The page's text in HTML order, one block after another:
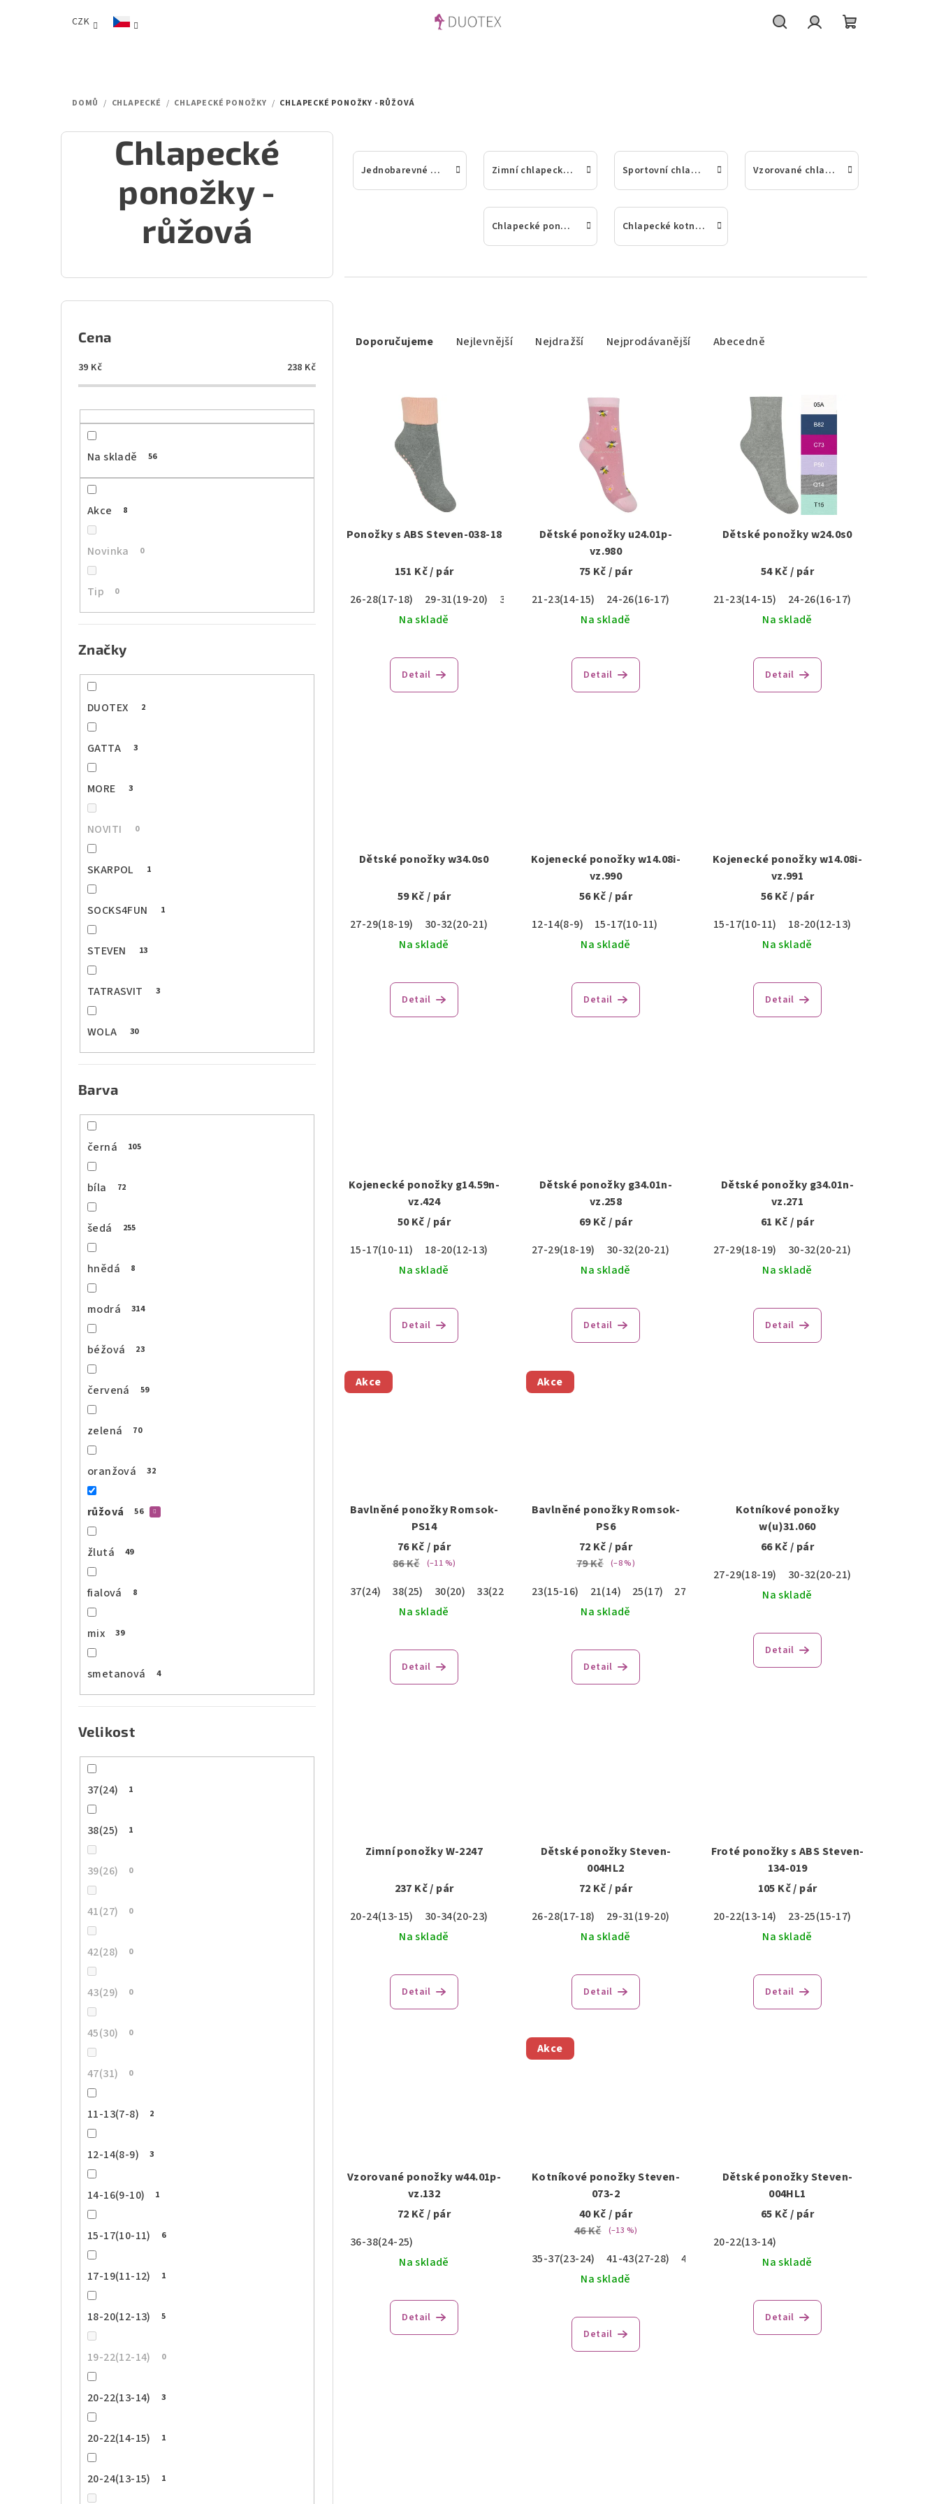
CZK
DOMŮ / CHLAPECKÉ / CHLAPECKÉ PONOŽKY / CHLAPECKÉ PONOŽKY - RŮŽOVÁ
Chlapecké
ponožky -
růžová
Cena
39 Kč 238 Kč
Na skladě 56
Akce 8
Novinka 0
Tip 0
Značky
DUOTEX 2
GATTA 3
MORE 3
NOVITI 0
SKARPOL 1
SOCKS4FUN 1
STEVEN 13
TATRASVIT 3
WOLA 30
Barva
černá 105
bíla 72
šedá 255
hnědá 8
modrá 314
béžová 23
červená 59
zelená 70
oranžová 32
růžová 56
žlutá 49
fialová 8
mix 39
smetanová 4
Velikost
37(24) 1
38(25) 1
39(26) 0
41(27) 0
42(28) 0
43(29) 0
45(30) 0
47(31) 0
11-13(7-8) 2
12-14(8-9) 3
14-16(9-10) 1
15-17(10-11) 6
17-19(11-12) 1
18-20(12-13) 5
19-22(12-14) 0
20-22(13-14) 3
20-22(14-15) 1
20-24(13-15) 1
Jednobarevné chlapecké ponožky Zimní chlapecké ponožky Sportovní chlapecké ponožky Vzorované chlapecké ponožky
Chlapecké ponožky z bambusu nebo 100% bavlny Chlapecké kotníkové a nízké ponožky
a
o
u
Doporučujeme Nejlevnější Nejdražší Nejprodávanější Abecedně
p
d
Ponožky s ABS Steven-038-18
151 Kč/ pár
26-28(17-18)
29-31(19-20)
32-34(21-22)
Na skladě
Detail
Dětské ponožky u24.01p-
vz.980
75 Kč/ pár
21-23(14-15)
24-26(16-17)
Na skladě
Detail
Dětské ponožky w24.0s0
54 Kč/ pár
21-23(14-15)
24-26(16-17)
Na skladě
Detail
Dětské ponožky w34.0s0
59 Kč/ pár
27-29(18-19)
30-32(20-21)
Na skladě
Detail
Kojenecké ponožky w14.08i-
vz.990
56 Kč/ pár
12-14(8-9)
15-17(10-11)
Na skladě
Detail
Kojenecké ponožky w14.08i-
vz.991
56 Kč/ pár
15-17(10-11)
18-20(12-13)
Na skladě
Detail
Kojenecké ponožky g14.59n-
vz.424
50 Kč/ pár
15-17(10-11)
18-20(12-13)
Na skladě
Detail
Dětské ponožky g34.01n-
vz.258
69 Kč/ pár
27-29(18-19)
30-32(20-21)
Na skladě
Detail
Dětské ponožky g34.01n-
vz.271
61 Kč/ pár
27-29(18-19)
30-32(20-21)
Na skladě
Detail
Akce
Bavlněné ponožky Romsok-
PS14
76 Kč/ pár
86 Kč
(–11 %)
37(24) 38(25) 30(20) 33(22)
35(23)
Na skladě
Detail
Akce
Bavlněné ponožky Romsok-
PS6
72 Kč/ pár
79 Kč
(–8 %)
23(15-16) 21(14) 25(17) 27(18)
Na skladě
Detail
Kotníkové ponožky
w(u)31.060
66 Kč/ pár
27-29(18-19)
30-32(20-21)
Na skladě
Detail
Zimní ponožky W-2247
237 Kč/ pár
20-24(13-15)
30-34(20-23)
Na skladě
hodnocení
produktu
je
Detail
Dětské ponožky Steven-
004HL2
72 Kč/ pár
26-28(17-18)
29-31(19-20)
Na skladě
Detail
Froté ponožky s ABS Steven-
134-019
105 Kč/ pár
20-22(13-14)
23-25(15-17)
Na skladě
Detail
Vzorované ponožky w44.01p-
vz.132
72 Kč/ pár
36-38(24-25)
Na skladě
Detail
Akce
Kotníkové ponožky Steven-
073-2
40 Kč/ pár
46 Kč
(–13 %)
35-37(23-24) 41-43(27-28)
44-46(29-30)
Na skladě
Detail
Dětské ponožky Steven-
004HL1
65 Kč/ pár
20-22(13-14)
Na skladě
Detail